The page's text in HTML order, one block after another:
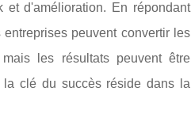
d'amélioration. En répondant
peuvent convertir les
les résultats peuvent être
la clé du succès réside dans la